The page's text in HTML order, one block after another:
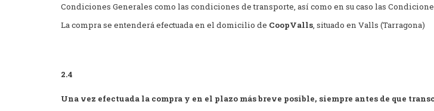
Condiciones Generales como las condiciones de transporte, así como en su caso las
La compra se entenderá efectuada en el domicilio de CoopValls , situado en Valls (Tarragona)
2.4
Una vez efectuada la compra y en el plazo más breve posible, siempre antes de que